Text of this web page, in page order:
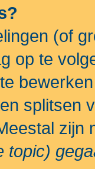
(of
op te
splitsen
topic)